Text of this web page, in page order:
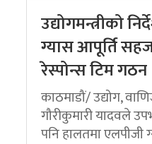
उद्योगमन्त्रीको
ग्यास आपूर्ति
रेस्पोन्स टिम गठन
काठमाडौं/ उद्योग,
गौरीकुमारी यादवले
पनि हालतमा एलपीजी